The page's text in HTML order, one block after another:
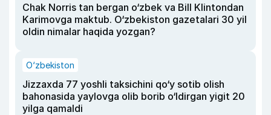
Chak Norris tan bergan o‘zbek va Bill Klintondan
Karimovga maktub. O‘zbekiston gazetalari 30 yil
oldin nimalar haqida yozgan?
O‘zbekiston
Jizzaxda 77 yoshli taksichini qo‘y sotib olish
bahonasida yaylovga olib borib o‘ldirgan yigit 20
yilga qamaldi